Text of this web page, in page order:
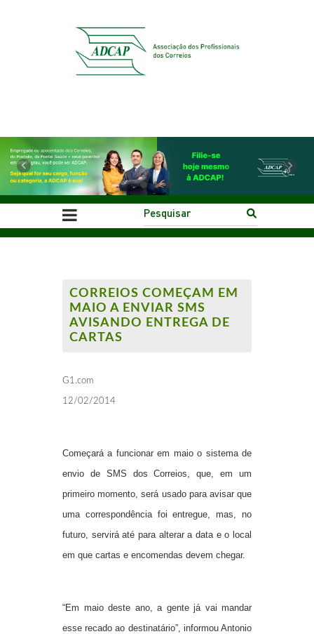
Previous Next
CORREIOS COMEÇAM EM
MAIO A ENVIAR SMS
AVISANDO ENTREGA DE
CARTAS
G1.com
12/02/2014
Começará a funcionar em maio o sistema de
envio de SMS dosCorreios , que, em um
primeiro momento, será usado para avisar que
uma correspondência foi entregue, mas, no
futuro, servirá até para alterar a data e o local
em que cartas e encomendas devem chegar.
“Em maio deste ano, a gente já vai mandar
esse recado ao destinatário”, informou Antonio